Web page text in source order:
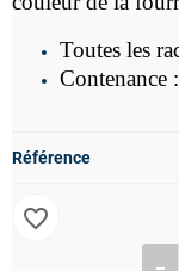
Toutes les
Contenance
Référence
favorite_border